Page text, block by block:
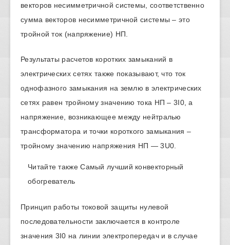
векторов несимметричной системы, соответственно
сумма векторов несимметричной системы – это
тройной ток (напряжение) НП.
Результаты расчетов коротких замыканий в
электрических сетях также показывают, что ток
однофазного замыкания на землю в электрических
сетях равен тройному значению тока НП – 3I0, а
напряжение, возникающее между нейтралью
трансформатора и точки короткого замыкания –
тройному значению напряжения НП — 3U0.
Читайте также Самый лучший конвекторный
обогреватель
Принцип работы токовой защиты нулевой
последовательности заключается в контроле
значения 3I0 на линии электропередач и в случае